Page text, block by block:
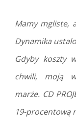
Mamy mgliste,
Dynamika
Gdyby koszty
chwili, moją
marże. CD
19-procentową